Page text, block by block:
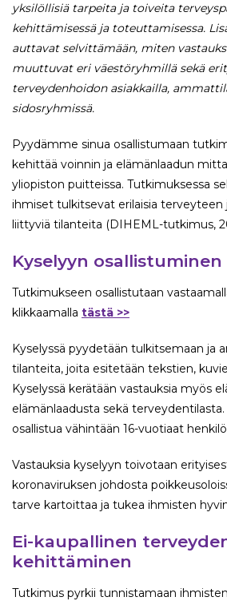
yksilöllisiä tarpeita ja toiveita
kehittämisessä ja toteuttamisessa.
auttavat selvittämään, miten
muuttuvat eri väestöryhmillä sekä
terveydenhoidon asiakkailla,
sidosryhmissä.
Pyydämme sinua osallistumaan
kehittää voinnin ja elämänlaadun
yliopiston puitteissa. Tutkimuksessa
ihmiset tulkitsevat erilaisia
liittyviä tilanteita (DIHEML-tutkimus,
Kyselyyn osallistuminen
Tutkimukseen osallistutaan
klikkaamalla tästä >>
Kyselyssä pyydetään tulkitsemaan ja
tilanteita, joita esitetään tekstien,
Kyselyssä kerätään vastauksia myös
elämänlaadusta sekä
osallistua vähintään 16-vuotiaat
Vastauksia kyselyyn toivotaan
koronaviruksen johdosta
tarve kartoittaa ja tukea ihmisten
Ei-kaupallinen
kehittäminen
Tutkimus pyrkii tunnistamaan